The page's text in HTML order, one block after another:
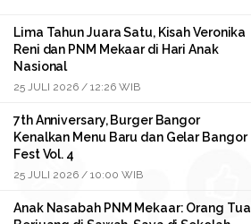
Lima Tahun Juara Satu, Kisah Veronika
Reni dan PNM Mekaar di Hari Anak
Nasional
25 JULI 2026 / 12:26 WIB
7th Anniversary, Burger Bangor
Kenalkan Menu Baru dan Gelar Bangor
Fest Vol. 4
25 JULI 2026 / 10:00 WIB
Anak Nasabah PNM Mekaar: Orang Tua